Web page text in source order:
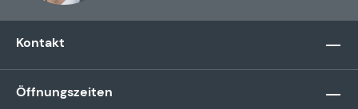
Kontakt
Öffnungszeiten